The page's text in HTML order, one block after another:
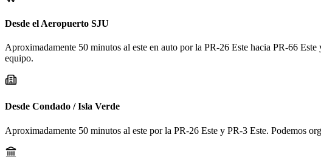
Desde el Aeropuerto SJU
Aproximadamente 50 minutos al este en auto por la PR-26 Este hacia PR-66
equipo.
Desde Condado / Isla Verde
Aproximadamente 50 minutos al este por la PR-26 Este y PR-3 Este. Podemos